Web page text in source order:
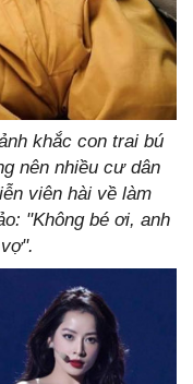
khắc con trai bú
nên nhiều cư dân
viên hài về làm
"Không bé ơi, anh